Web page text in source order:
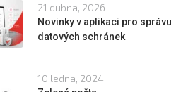
21 dubna, 2026
Novinky v aplikaci pro správu
datových schránek
10 ledna, 2024